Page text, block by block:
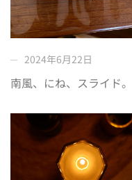
2024年6月22日
南風、にね、スライド。